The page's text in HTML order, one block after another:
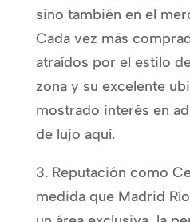
sino también en el
Cada vez más
atraídos por el estilo
zona y su excelente
mostrado interés en
de lujo aquí.
3. Reputación como
medida que Madrid